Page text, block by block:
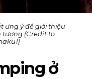
ưng ý để giới thiệu
tượng (Credit to
ở